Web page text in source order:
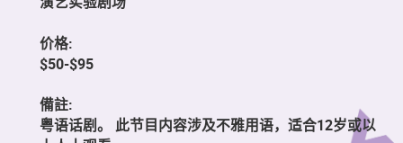
价格:
$50-$95
備註:
粤语话剧。 此节目内容涉及不雅用语，适合12岁或以